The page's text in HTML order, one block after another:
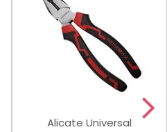
Alicate Universal